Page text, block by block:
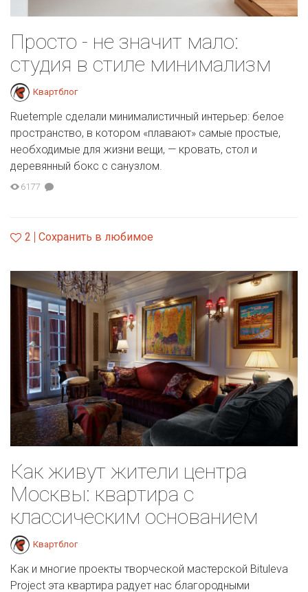
Просто - не значит мало:
студия в стиле минимализм
Квартблог
Ruetemple сделали минималистичный интерьер: белое
пространство, в котором «плавают» самые простые,
необходимые для жизни вещи, — кровать, стол и
деревянный бокс с санузлом.
6177
2 Сохранить в любимое
Как живут жители центра
Москвы: квартира с
классическим основанием
Квартблог
Как и многие проекты творческой мастерской Bituleva
Project эта квартира радует нас благородными